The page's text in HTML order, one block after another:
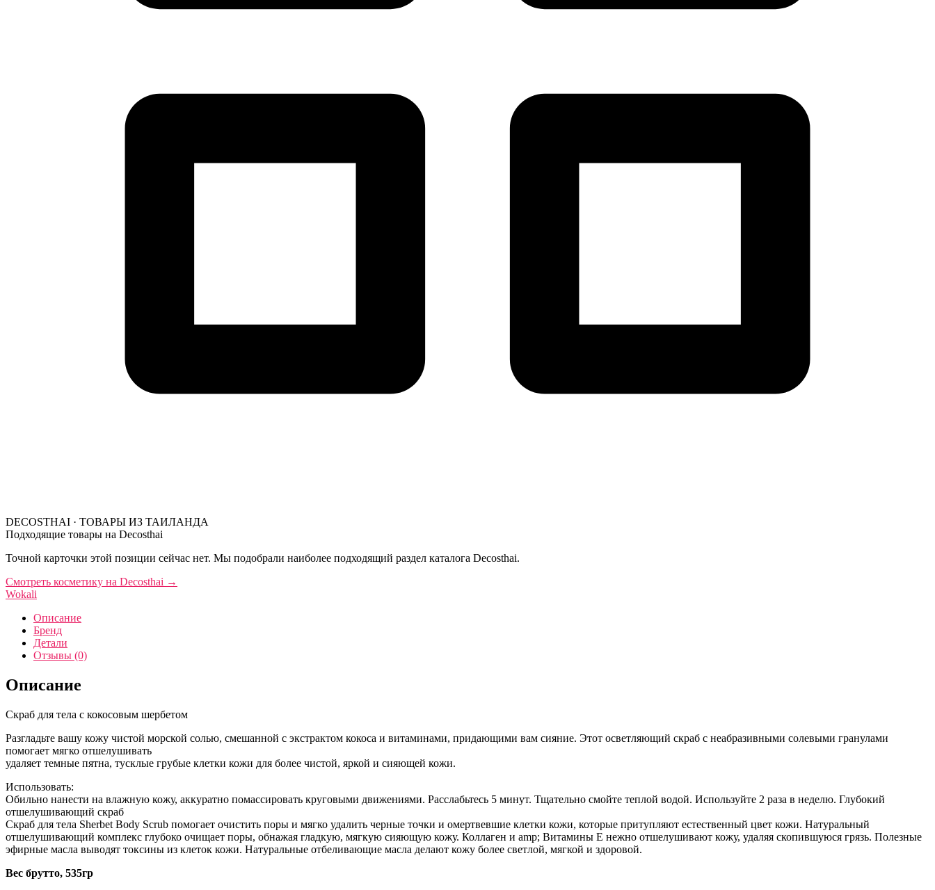
DECOSTHAI · ТОВАРЫ ИЗ ТАИЛАНДА
Подходящие товары на Decosthai
Точной карточки этой позиции сейчас нет. Мы подобрали наиболее подходящий раздел каталога Decosthai.
Смотреть косметику на Decosthai →
Wokali
Описание
Бренд
Детали
Отзывы (0)
Описание
Скраб для тела с кокосовым шербетом
Разгладьте вашу кожу чистой морской солью, смешанной с экстрактом кокоса и витаминами, придающими вам сияние. Этот осветляющий скраб с неабразивными солевыми гранулами
помогает мягко отшелушивать
удаляет темные пятна, тусклые грубые клетки кожи для более чистой, яркой и сияющей кожи.
Использовать:
Обильно нанести на влажную кожу, аккуратно помассировать круговыми движениями. Расслабьтесь 5 минут. Тщательно смойте теплой водой. Используйте 2 раза в неделю. Глубокий
отшелушивающий скраб
Скраб для тела Sherbet Body Scrub помогает очистить поры и мягко удалить черные точки и омертвевшие клетки кожи, которые притупляют естественный цвет кожи. Натуральный
отшелушивающий комплекс глубоко очищает поры, обнажая гладкую, мягкую сияющую кожу. Коллаген и amp; Витамины Е нежно отшелушивают кожу, удаляя скопившуюся грязь. Полезные
эфирные масла выводят токсины из клеток кожи. Натуральные отбеливающие масла делают кожу более светлой, мягкой и здоровой.
Вес брутто, 535гр